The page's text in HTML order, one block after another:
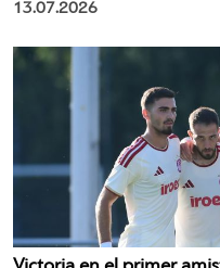
13.07.2026